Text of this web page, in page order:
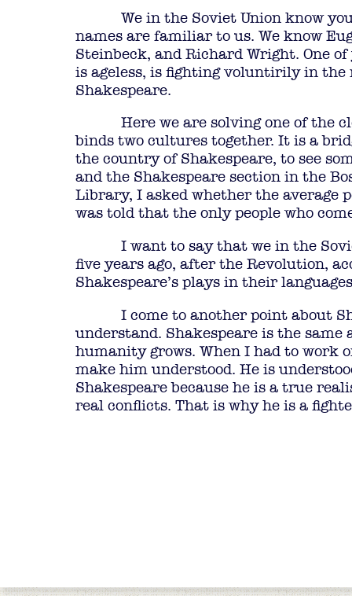
We in the Soviet Union know
names are familiar to us. We know
Steinbeck, and Richard Wright. One
is ageless, is fighting voluntirily in
Shakespeare.
Here we are solving one of the
binds two cultures together. It is a
the country of Shakespeare, to see
and the Shakespeare section in the
Library, I asked whether the average
was told that the only people who
I want to say that we in the
five years ago, after the Revolution,
Shakespeare’s plays in their
I come to another point about
understand. Shakespeare is the
humanity grows. When I had to work
make him understood. He is
Shakespeare because he is a true
real conflicts. That is why he is a